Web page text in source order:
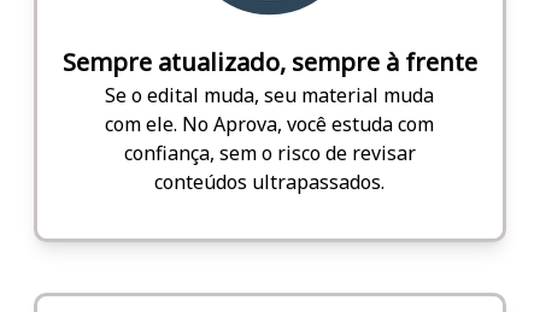
Sempre atualizado, sempre à frente
Se o edital muda, seu material muda
com ele. No Aprova, você estuda com
confiança, sem o risco de revisar
conteúdos ultrapassados.